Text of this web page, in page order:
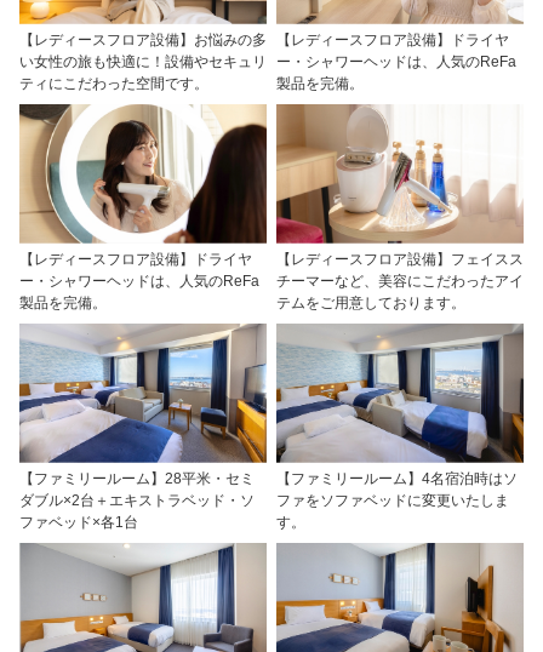
【レディースフロア設備】お悩みの多
い女性の旅も快適に！設備やセキュリ
ティにこだわった空間です。
【レディースフロア設備】ドライヤ
ー・シャワーヘッドは、人気のReFa
製品を完備。
【レディースフロア設備】ドライヤ
ー・シャワーヘッドは、人気のReFa
製品を完備。
【レディースフロア設備】フェイスス
チーマーなど、美容にこだわったアイ
テムをご用意しております。
【ファミリールーム】28平米・セミ
ダブル×2台＋エキストラベッド・ソ
ファベッド×各1台
【ファミリールーム】4名宿泊時はソ
ファをソファベッドに変更いたしま
す。